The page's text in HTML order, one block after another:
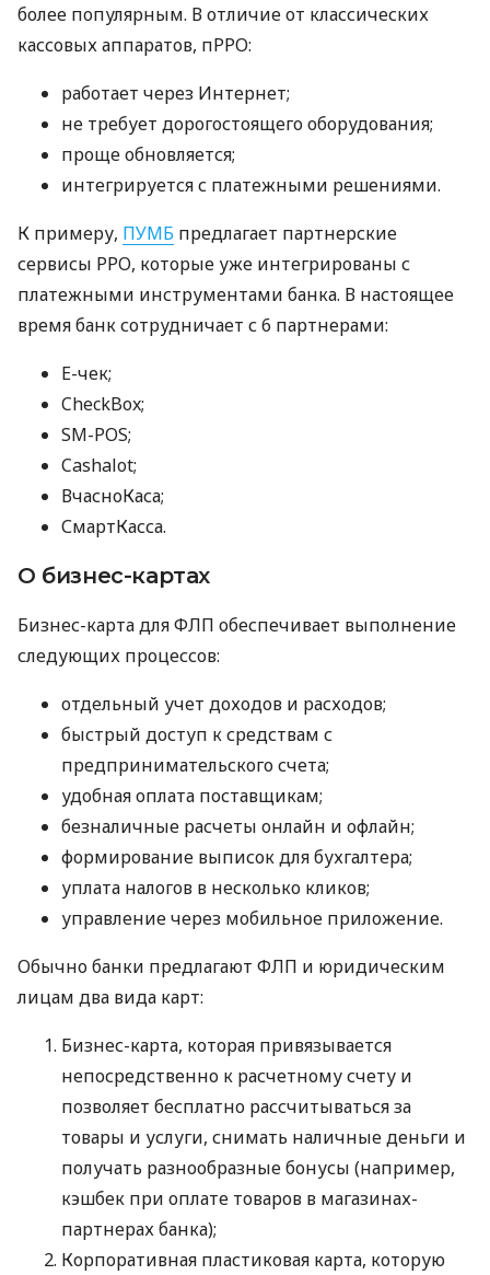
более популярным. В отличие от классических
кассовых аппаратов, пРРО:
работает через Интернет;
не требует дорогостоящего оборудования;
проще обновляется;
интегрируется с платежными решениями.
К примеру, ПУМБ предлагает партнерские
сервисы РРО, которые уже интегрированы с
платежными инструментами банка. В настоящее
время банк сотрудничает с 6 партнерами:
E-чек;
CheckBox;
SM-POS;
Cashalot;
ВчасноКаса;
СмартКасса.
О бизнес-картах
Бизнес-карта для ФЛП обеспечивает выполнение
следующих процессов:
отдельный учет доходов и расходов;
быстрый доступ к средствам с
предпринимательского счета;
удобная оплата поставщикам;
безналичные расчеты онлайн и офлайн;
формирование выписок для бухгалтера;
уплата налогов в несколько кликов;
управление через мобильное приложение.
Обычно банки предлагают ФЛП и юридическим
лицам два вида карт:
Бизнес-карта, которая привязывается
непосредственно к расчетному счету и
позволяет бесплатно рассчитываться за
товары и услуги, снимать наличные деньги и
получать разнообразные бонусы (например,
кэшбек при оплате товаров в магазинах-
партнерах банка);
Корпоративная пластиковая карта, которую